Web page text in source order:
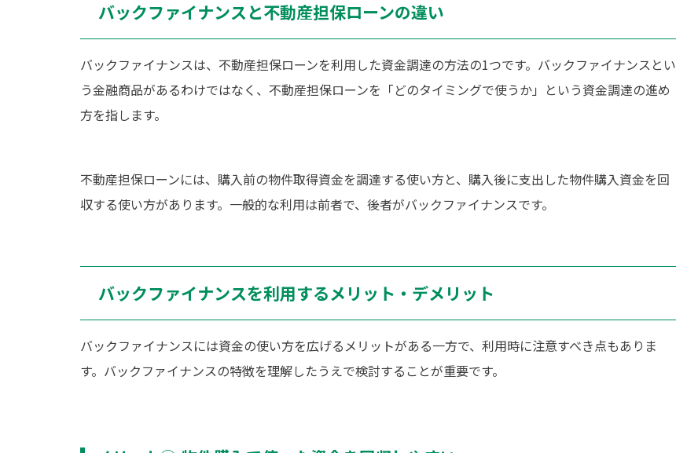
バックファイナンスと不動産担保ローンの違い
バックファイナンスは、不動産担保ローンを利用した資金調達の方法の1つです。バックファイナンスとい
う金融商品があるわけではなく、不動産担保ローンを「どのタイミングで使うか」という資金調達の進め
方を指します。
不動産担保ローンには、購入前の物件取得資金を調達する使い方と、購入後に支出した物件購入資金を回
収する使い方があります。一般的な利用は前者で、後者がバックファイナンスです。
バックファイナンスを利用するメリット・デメリット
バックファイナンスには資金の使い方を広げるメリットがある一方で、利用時に注意すべき点もありま
す。バックファイナンスの特徴を理解したうえで検討することが重要です。